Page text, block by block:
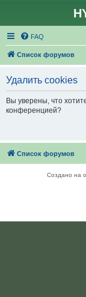
FAQ
Список форумов
Удалить cookies
Вы уверены, что
конференцией?
Список форумов
Создано на